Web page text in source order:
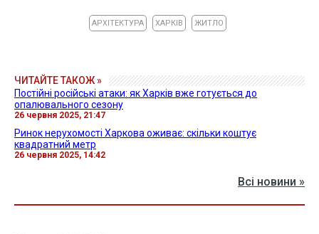
АРХІТЕКТУРА ХАРКІВ ЖИТЛО
ЧИТАЙТЕ ТАКОЖ »
Постійні російські атаки: як Харків вже готується до
опалювального сезону
26 червня 2025, 21:47
Ринок нерухомості Харкова оживає: скільки коштує
квадратний метр
26 червня 2025, 14:42
Всі новини »